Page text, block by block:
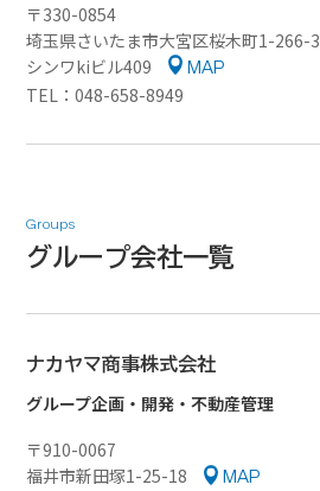
〒330-0854
埼玉県さいたま市大宮区桜木町1-266-3
シンワkiビル409
MAP
TEL：048-658-8949
Groups
グループ会社一覧
ナカヤマ商事株式会社
グループ企画・開発・不動産管理
〒910-0067
福井市新田塚1-25-18
MAP